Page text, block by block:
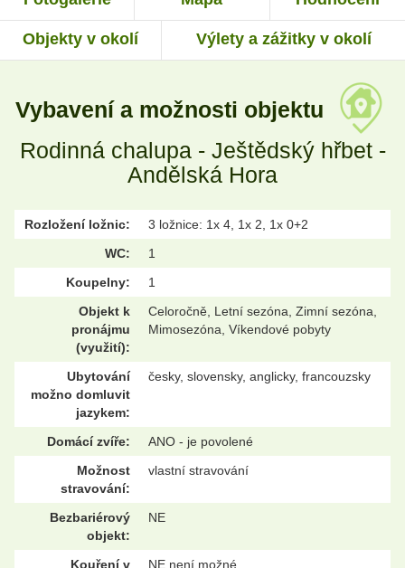
Objekty v okolí Výlety a zážitky v okolí
Vybavení a možnosti objektu
Rodinná chalupa - Ještědský hřbet -
Andělská Hora
Rozložení ložnic:
3 ložnice: 1x 4, 1x 2, 1x 0+2
WC:
1
Koupelny:
1
Objekt k
pronájmu
(využití):
Celoročně, Letní sezóna, Zimní sezóna,
Mimosezóna, Víkendové pobyty
Ubytování
možno domluvit
jazykem:
česky, slovensky, anglicky, francouzsky
Domácí zvíře:
ANO - je povolené
Možnost
stravování:
vlastní stravování
Bezbariérový
objekt:
NE
Kouření v NE není možné